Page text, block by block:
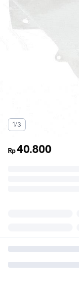
1/3
Rp40.800